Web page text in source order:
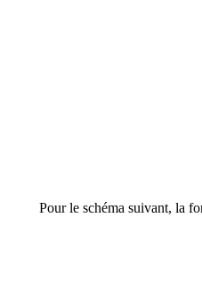
Pour le schéma suivant, la